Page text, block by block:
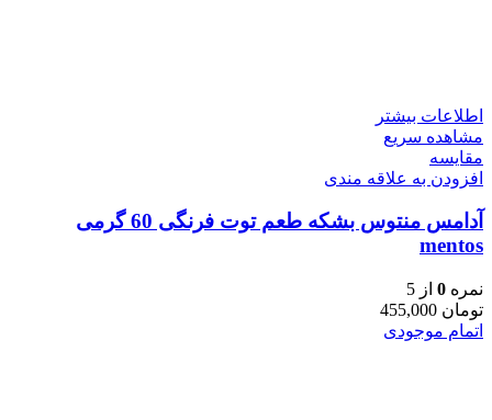
اطلاعات بیشتر
مشاهده سریع
مقایسه
افزودن به علاقه مندی
آدامس منتوس بشکه طعم توت فرنگی 60 گرمی
mentos
نمره 0 از 5
تومان
اتمام موجودی